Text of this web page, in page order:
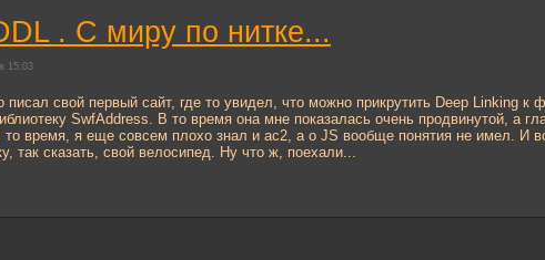
. С миру по нитке...
15:03
писал свой первый сайт, где то увидел, что можно прикрутить Deep Linking
SwfAddress. В то время она мне показалась очень продвинутой, а
то время, я еще совсем плохо знал и ас2, а о JS вообще понятия не имел. И
так сказать, свой велосипед. Ну что ж, поехали...